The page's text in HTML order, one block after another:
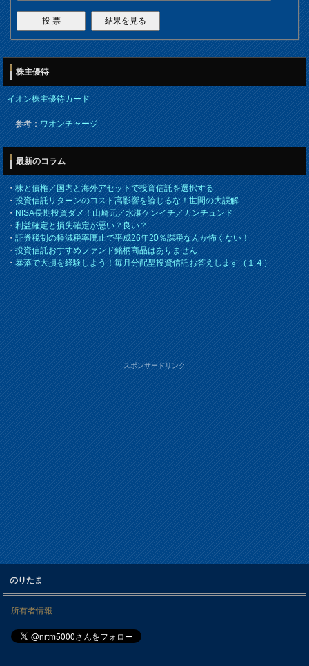
株主優待
イオン株主優待カード
参考：ワオンチャージ
最新のコラム
・株と債権／国内と海外アセットで投資信託を選択する
・投資信託リターンのコスト高影響を論じるな！世間の大誤解
・NISA長期投資ダメ！山崎元／水瀬ケンイチ／カンチュンド
・利益確定と損失確定が悪い？良い？
・証券税制の軽減税率廃止で平成26年20％課税なんか怖くない！
・投資信託おすすめファンド銘柄商品はありません
・暴落で大損を経験しよう！毎月分配型投資信託お答えします（１４）
スポンサードリンク
のりたま
所有者情報